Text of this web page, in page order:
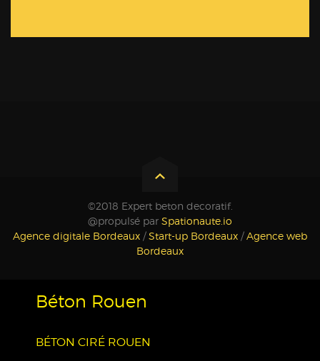
©2018 Expert beton decoratif.
@propulsé par Spationaute.io
Agence digitale Bordeaux /Start-up Bordeaux /Agence web
Bordeaux
Béton Rouen
BÉTON CIRÉ ROUEN